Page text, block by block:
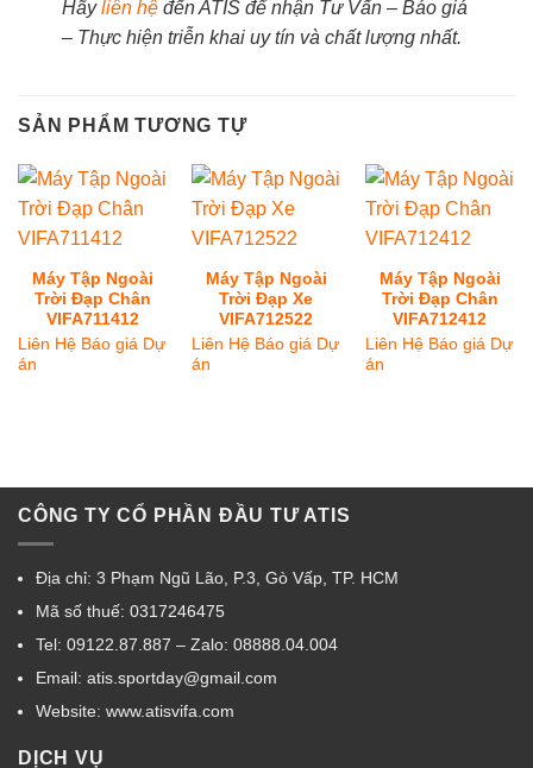
Hãyliên hệđến ATIS để nhận Tư Vấn – Báo giá
– Thực hiện triễn khai uy tín và chất lượng nhất.
SẢN PHẨM TƯƠNG TỰ
Máy Tập Ngoài
Trời Đạp Chân
VIFA711412
Liên Hệ Báo giá Dự
án
Máy Tập Ngoài
Trời Đạp Xe
VIFA712522
Liên Hệ Báo giá Dự
án
Máy Tập Ngoài
Trời Đạp Chân
VIFA712412
Liên Hệ Báo giá Dự
án
CÔNG TY CỔ PHẦN ĐẦU TƯ ATIS
Địa chỉ: 3 Phạm Ngũ Lão, P.3, Gò Vấp, TP. HCM
Mã số thuế: 0317246475
Tel: 09122.87.887 – Zalo: 08888.04.004
Email: atis.sportday@gmail.com
Website: www.atisvifa.com
DỊCH VỤ